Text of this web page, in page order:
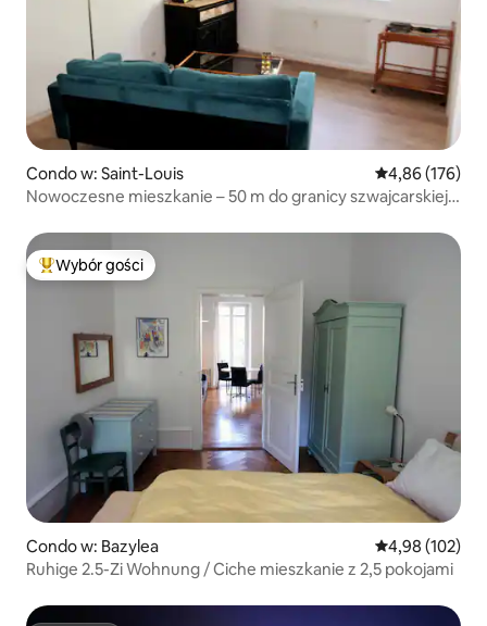
Condo w: Saint-Louis Średnia
4,86 (176)
Nowoczesne mieszkanie – 50 m do granicy szwajcarskiej
Najpopularniejsze z kategorii Wybór gości
Wybór gości
Condo w: Bazylea Średnia
4,98 (102)
Ruhige 2.5-Zi Wohnung / Ciche mieszkanie z 2,5 pokojami